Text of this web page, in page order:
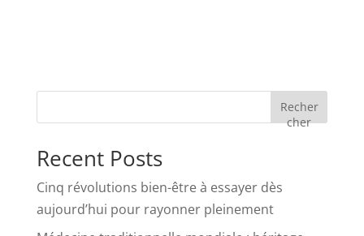
Recher
cher
Recent Posts
Cinq révolutions bien-être à essayer dès
aujourd’hui pour rayonner pleinement